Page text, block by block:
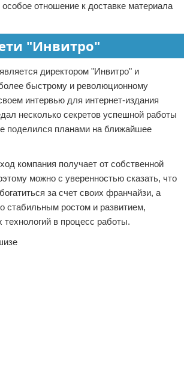
отношение к доставке материала
"Инвитро"
директором "Инвитро" и
быстрому и революционному
интервью для интернет-издания
несколько секретов успешной работы
поделился планами на ближайшее
компания получает от собственной
можно с уверенностью сказать, что
за счет своих франчайзи, а
стабильным ростом и развитием,
в процесс работы.